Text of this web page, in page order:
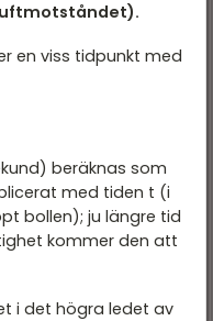
en viss tidpunkt med
beräknas som
med tiden t (i
bollen); ju längre tid
kommer den att
i det högra ledet av